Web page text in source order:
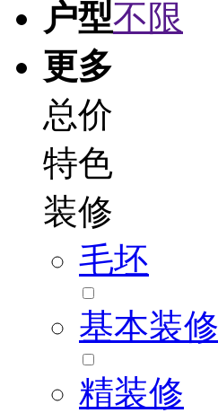
户型不限
更多
总价
特色
装修
毛坯
基本装修
精装修